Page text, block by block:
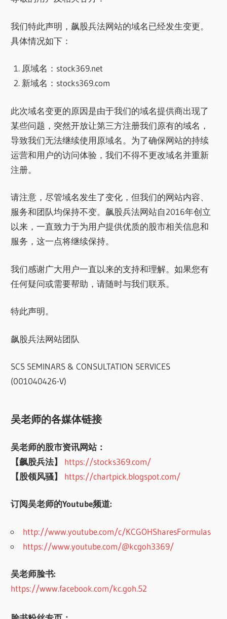
我们特此声明，飙股兵法网站的域名已经发生变更。
具体情况如下：
原域名：stock369.net
新域名：stocks369.com
此次域名变更的原因是由于我们的域名提供商出现了
某些问题，突然开放让第三方注册我们原有的域名，
导致我们无法继续使用原域名。为了确保网站的持续
运营和用户的访问体验，我们不得不更改域名并重新
注册。
请注意，尽管域名发生了变化，但我们的网站内容、
服务和团队均保持不变。飙股兵法网站自2016年创立
以来，一直致力于为用户提供优质的股市相关信息和
服务，这一点将继续保持。
我们感谢广大用户一直以来的支持和理解。如果您有
任何疑问或需要帮助，请随时与我们联系。
特此声明。
飙股兵法网站团队
SCS SEMINARS & CONSULTATION SERVICES
(001040426-V)
吴老师的各媒体链接
吴老师的股市资讯网站：
【飙股兵法】
https://stocks369.com/
【股领风骚】
https://chartpick.blogspot.com/
订阅吴老师的Youtube频道:
http://www.youtube.com/c/KCGOHSharesFormulas
https://www.youtube.com/@kcgoh3369/
吴老师脸书:
https://www.facebook.com/kc.goh.52